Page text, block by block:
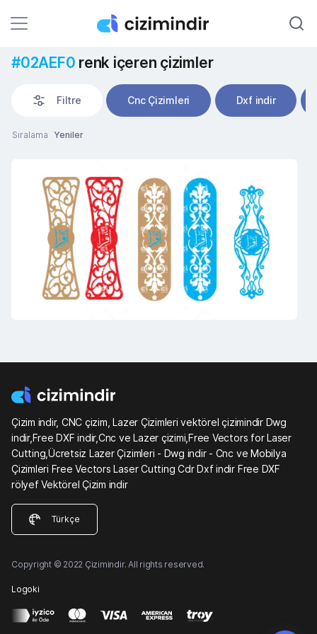
#02AEF0 renk içeren çizimler
Filtre Cnc Çizimleri Dxf indir
Sıralama Yeniler
Çizim indir, CNC çizim, Lazer Çizimleri vektörel çizimindir Dwg
indir,Free DXF indir,Cnc ve Lazer çizimi,Free Vectors for Laser
Cutting,Ücretsiz Lazer Çizimleri - Dwg indir - Cnc ve Mobilya
Çizimleri Free Vectors Laser Cutting Cdr Dxf indir Free DXF
rölyef Vektörel Çizim indir
Türkçe
Copyright © 2022 Çizimindir. All rights reserved.
Logoki